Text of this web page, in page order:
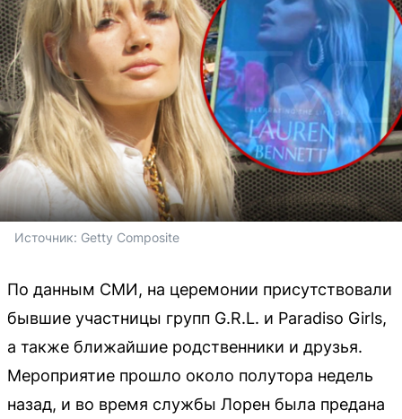
Источник: Getty Composite
По данным СМИ, на церемонии присутствовали
бывшие участницы групп G.R.L. и Paradiso Girls,
а также ближайшие родственники и друзья.
Мероприятие прошло около полутора недель
назад, и во время службы Лорен была предана